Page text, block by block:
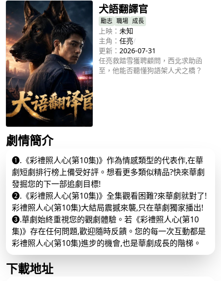
品贏得行業認可，也印證了認真做
事、堅守底線的人，終會收穫屬於自
己的光亮。
犬語翻譯官
勵志 職場 成長
上映： 未知
主角： 任亮/
更新： 2026-07-31
任亮救踏雪獲聘顧問，西北求助函
至，他能否聽懂狗語架人犬之橋？
劇情簡介
❶.《彩禮照人心(第10集)》作為情感類型的代表作,在華
劇短劇排行榜上備受好評。想看更多類似精品?快來華劇
發掘您的下一部追劇目標!
❷.《彩禮照人心(第10集)》全集觀看困難?來華劇就對了!
彩禮照人心(第10集)大結局震撼來襲,只在華劇獨家播出!
❸.華劇始終重視您的觀劇體驗。若《彩禮照人心(第10
集)》存在任何問題,歡迎隨時反饋。您的每一次互動都是
彩禮照人心(第10集)進步的機會,也是華劇成長的階梯。
下載地址